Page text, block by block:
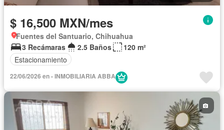
$ 16,500 MXN/mes
Fuentes del Santuario, Chihuahua
3 Recámaras
2.5 Baños
120 m²
Estacionamiento
22/06/2026 en - INMOBILIARIA ABBA